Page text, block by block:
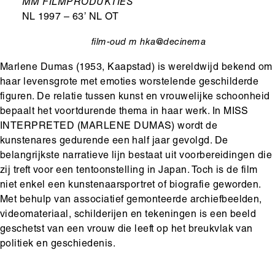
Ondertitel
MM FILMPRODUKTIES
NL 1997 – 63’ NL OT
film-oud m hka@decinema
Marlene Dumas (1953, Kaapstad) is wereldwijd bekend om
haar levensgrote met emoties worstelende geschilderde
figuren. De relatie tussen kunst en vrouwelijke schoonheid
bepaalt het voortdurende thema in haar werk. In MISS
INTERPRETED (MARLENE DUMAS) wordt de
kunstenares gedurende een half jaar gevolgd. De
belangrijkste narratieve lijn bestaat uit voorbereidingen die
zij treft voor een tentoonstelling in Japan. Toch is de film
niet enkel een kunstenaarsportret of biografie geworden.
Met behulp van associatief gemonteerde archiefbeelden,
videomateriaal, schilderijen en tekeningen is een beeld
geschetst van een vrouw die leeft op het breukvlak van
politiek en geschiedenis.